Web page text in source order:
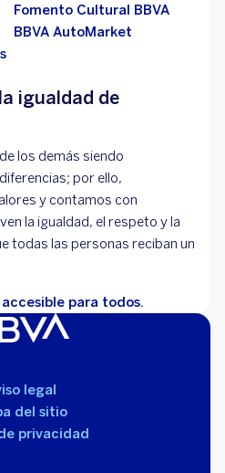
Fomento Cultural BBVA
BBVA AutoMarket
igualdad de
los demás siendo
por ello,
y contamos con
la igualdad, el respeto y la
todas las personas reciban un
para todos.
legal
del sitio
privacidad